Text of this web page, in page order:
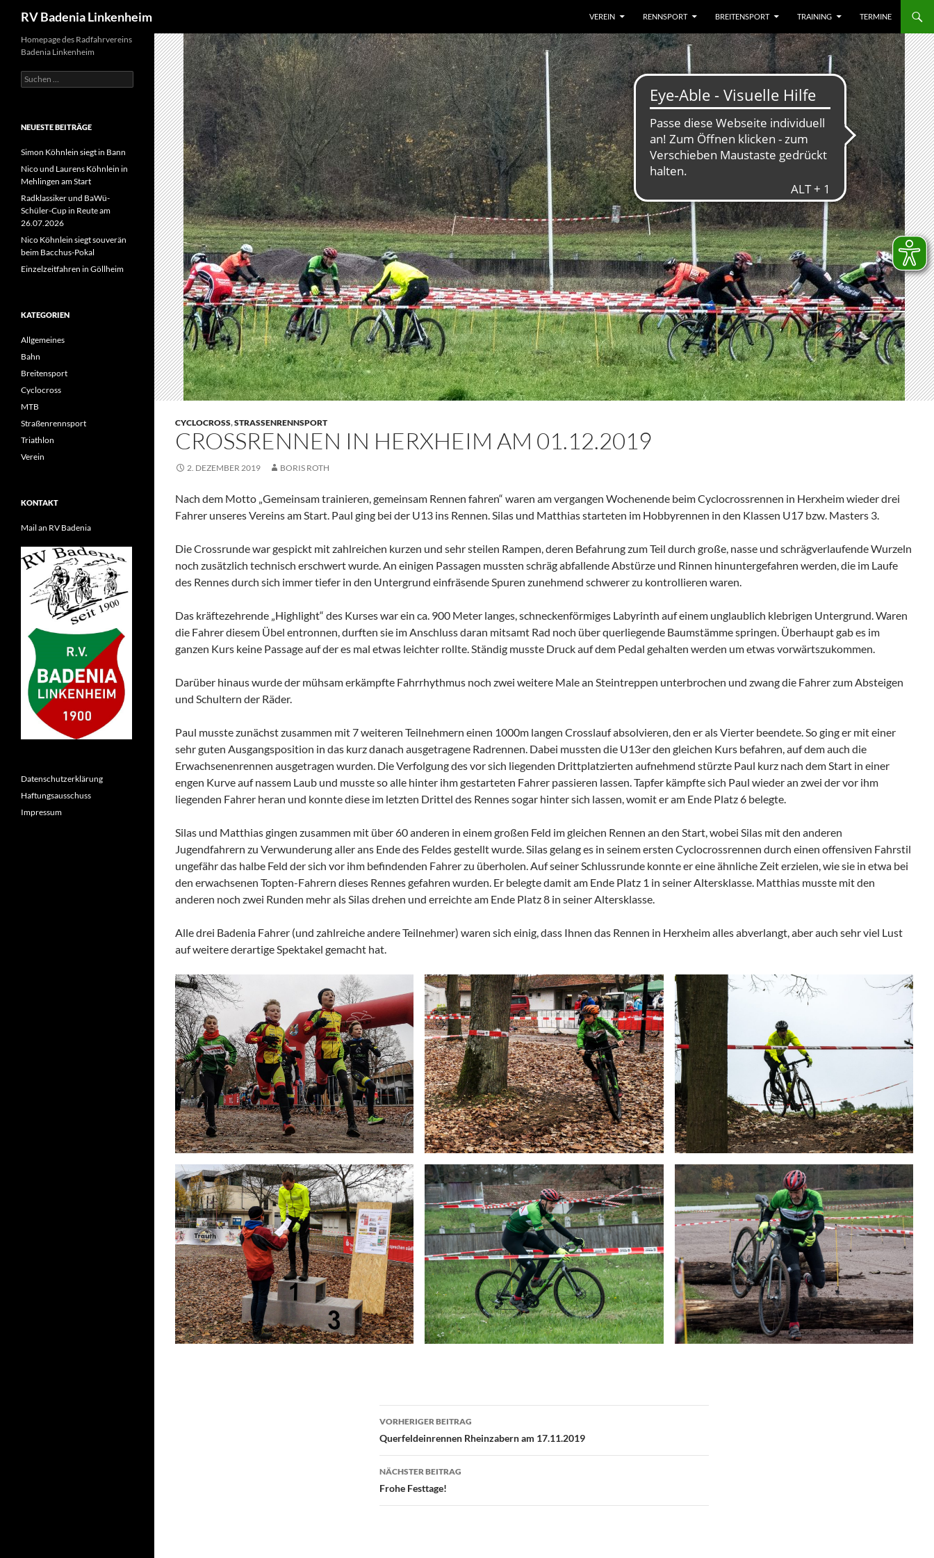
Inhalt
springen
RV Badenia Linkenheim VEREIN RENNSPORT BREITENSPORT TRAINING TERMINE
CYCLOCROSS,STRASSENRENNSPORT
CROSSRENNEN IN HERXHEIM AM 01.12.2019
2. DEZEMBER 2019 BORIS ROTH
Nach dem Motto „Gemeinsam trainieren, gemeinsam Rennen fahren“ waren am vergangen Wochenende beim Cyclocrossrennen in Herxheim wieder drei
Fahrer unseres Vereins am Start. Paul ging bei der U13 ins Rennen. Silas und Matthias starteten im Hobbyrennen in den Klassen U17 bzw. Masters 3.
Die Crossrunde war gespickt mit zahlreichen kurzen und sehr steilen Rampen, deren Befahrung zum Teil durch große, nasse und schrägverlaufende Wurzeln
noch zusätzlich technisch erschwert wurde. An einigen Passagen mussten schräg abfallende Abstürze und Rinnen hinuntergefahren werden, die im Laufe
des Rennes durch sich immer tiefer in den Untergrund einfräsende Spuren zunehmend schwerer zu kontrollieren waren.
Das kräftezehrende „Highlight“ des Kurses war ein ca. 900 Meter langes, schneckenförmiges Labyrinth auf einem unglaublich klebrigen Untergrund. Waren
die Fahrer diesem Übel entronnen, durften sie im Anschluss daran mitsamt Rad noch über querliegende Baumstämme springen. Überhaupt gab es im
ganzen Kurs keine Passage auf der es mal etwas leichter rollte. Ständig musste Druck auf dem Pedal gehalten werden um etwas vorwärtszukommen.
Darüber hinaus wurde der mühsam erkämpfte Fahrrhythmus noch zwei weitere Male an Steintreppen unterbrochen und zwang die Fahrer zum Absteigen
und Schultern der Räder.
Paul musste zunächst zusammen mit 7 weiteren Teilnehmern einen 1000m langen Crosslauf absolvieren, den er als Vierter beendete. So ging er mit einer
sehr guten Ausgangsposition in das kurz danach ausgetragene Radrennen. Dabei mussten die U13er den gleichen Kurs befahren, auf dem auch die
Erwachsenenrennen ausgetragen wurden. Die Verfolgung des vor sich liegenden Drittplatzierten aufnehmend stürzte Paul kurz nach dem Start in einer
engen Kurve auf nassem Laub und musste so alle hinter ihm gestarteten Fahrer passieren lassen. Tapfer kämpfte sich Paul wieder an zwei der vor ihm
liegenden Fahrer heran und konnte diese im letzten Drittel des Rennes sogar hinter sich lassen, womit er am Ende Platz 6 belegte.
Silas und Matthias gingen zusammen mit über 60 anderen in einem großen Feld im gleichen Rennen an den Start, wobei Silas mit den anderen
Jugendfahrern zu Verwunderung aller ans Ende des Feldes gestellt wurde. Silas gelang es in seinem ersten Cyclocrossrennen durch einen offensiven Fahrstil
ungefähr das halbe Feld der sich vor ihm befindenden Fahrer zu überholen. Auf seiner Schlussrunde konnte er eine ähnliche Zeit erzielen, wie sie in etwa bei
den erwachsenen Topten-Fahrern dieses Rennes gefahren wurden. Er belegte damit am Ende Platz 1 in seiner Altersklasse. Matthias musste mit den
anderen noch zwei Runden mehr als Silas drehen und erreichte am Ende Platz 8 in seiner Altersklasse.
Alle drei Badenia Fahrer (und zahlreiche andere Teilnehmer) waren sich einig, dass Ihnen das Rennen in Herxheim alles abverlangt, aber auch sehr viel Lust
auf weitere derartige Spektakel gemacht hat.
Beitragsnavigation
VORHERIGER BEITRAG
Querfeldeinrennen Rheinzabern am 17.11.2019
NÄCHSTER BEITRAG
Frohe Festtage!
Homepage des Radfahrvereins
Badenia Linkenheim
Suchen
nach:
NEUESTE BEITRÄGE
Simon Köhnlein siegt in Bann
Nico und Laurens Köhnlein in
Mehlingen am Start
Radklassiker und BaWü-
Schüler-Cup in Reute am
26.07.2026
Nico Köhnlein siegt souverän
beim Bacchus-Pokal
Einzelzeitfahren in Göllheim
KATEGORIEN
Allgemeines
Bahn
Breitensport
Cyclocross
MTB
Straßenrennsport
Triathlon
Verein
KONTAKT
Mail an RV Badenia
Datenschutzerklärung
Haftungsausschuss
Impressum